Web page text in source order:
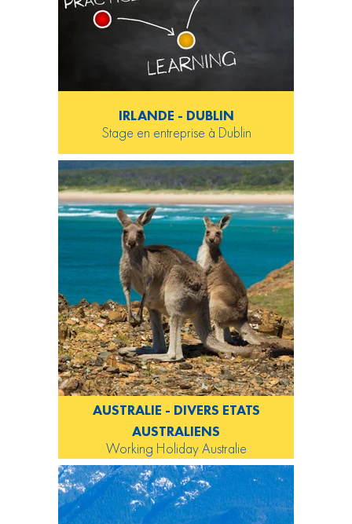
IRLANDE - DUBLIN
Stage en entreprise à Dublin
AUSTRALIE - DIVERS ETATS
AUSTRALIENS
Working Holiday Australie